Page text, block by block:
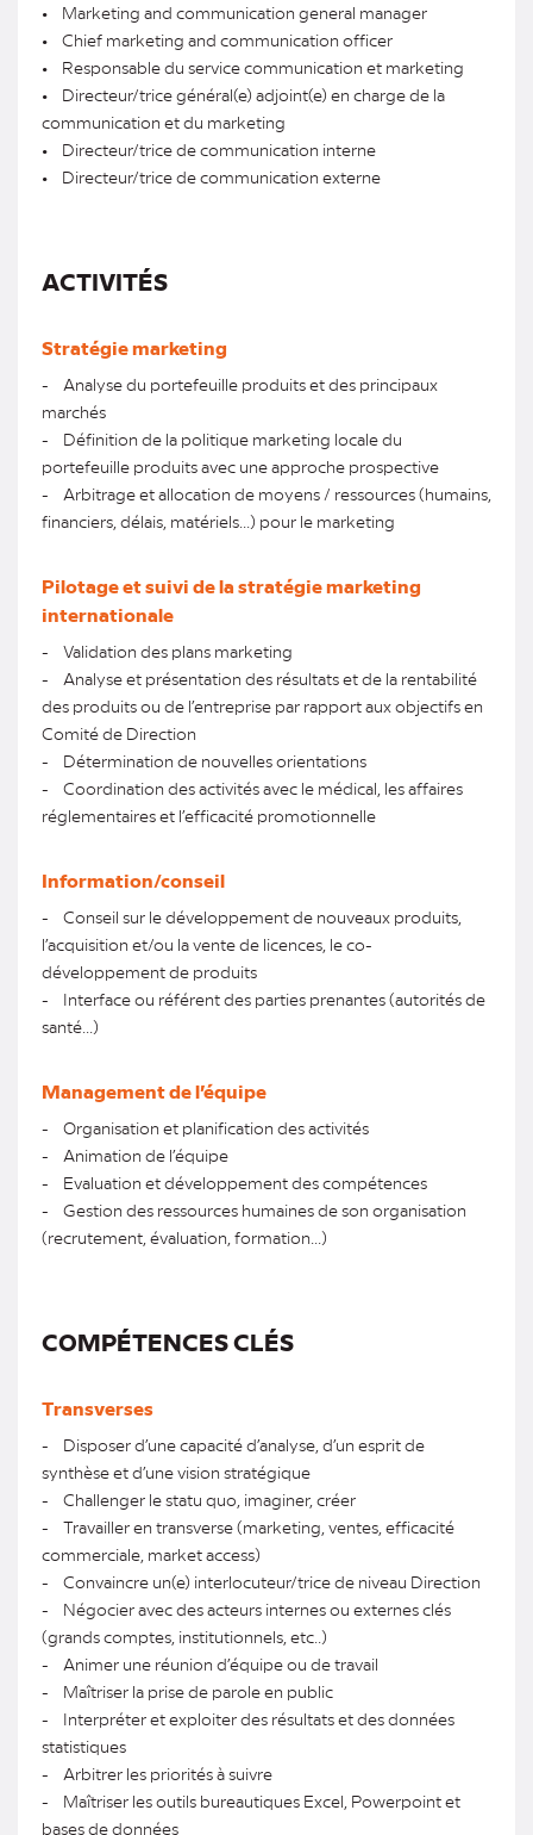
• Marketing and communication general manager
• Chief marketing and communication officer
• Responsable du service communication et marketing
• Directeur/trice général(e) adjoint(e) en charge de la
communication et du marketing
• Directeur/trice de communication interne
• Directeur/trice de communication externe
ACTIVITÉS
Stratégie marketing
- Analyse du portefeuille produits et des principaux
marchés
- Définition de la politique marketing locale du
portefeuille produits avec une approche prospective
- Arbitrage et allocation de moyens / ressources (humains,
financiers, délais, matériels...) pour le marketing
Pilotage et suivi de la stratégie marketing
internationale
- Validation des plans marketing
- Analyse et présentation des résultats et de la rentabilité
des produits ou de l’entreprise par rapport aux objectifs en
Comité de Direction
- Détermination de nouvelles orientations
- Coordination des activités avec le médical, les affaires
réglementaires et l’efficacité promotionnelle
Information/conseil
- Conseil sur le développement de nouveaux produits,
l’acquisition et/ou la vente de licences, le co-
développement de produits
- Interface ou référent des parties prenantes (autorités de
santé...)
Management de l’équipe
- Organisation et planification des activités
- Animation de l’équipe
- Evaluation et développement des compétences
- Gestion des ressources humaines de son organisation
(recrutement, évaluation, formation...)
COMPÉTENCES CLÉS
Transverses
- Disposer d’une capacité d’analyse, d’un esprit de
synthèse et d’une vision stratégique
- Challenger le statu quo, imaginer, créer
- Travailler en transverse (marketing, ventes, efficacité
commerciale, market access)
- Convaincre un(e) interlocuteur/trice de niveau Direction
- Négocier avec des acteurs internes ou externes clés
(grands comptes, institutionnels, etc..)
- Animer une réunion d’équipe ou de travail
- Maîtriser la prise de parole en public
- Interpréter et exploiter des résultats et des données
statistiques
- Arbitrer les priorités à suivre
- Maîtriser les outils bureautiques Excel, Powerpoint et
bases de données